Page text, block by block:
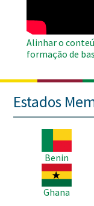
Alinhar o
formação de
Estados
Benin
Imagem
Ghana